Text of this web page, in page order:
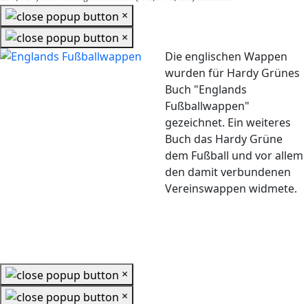
×
×
Die englischen Wappen
wurden für Hardy Grünes
Buch "Englands
Fußballwappen"
gezeichnet. Ein weiteres
Buch das Hardy Grüne
dem Fußball und vor allem
den damit verbundenen
Vereinswappen widmete.
×
×